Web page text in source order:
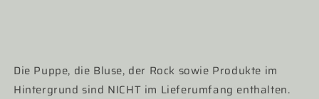
Die Puppe, die Bluse, der Rock sowie Produkte im
Hintergrund sind NICHT im Lieferumfang enthalten.